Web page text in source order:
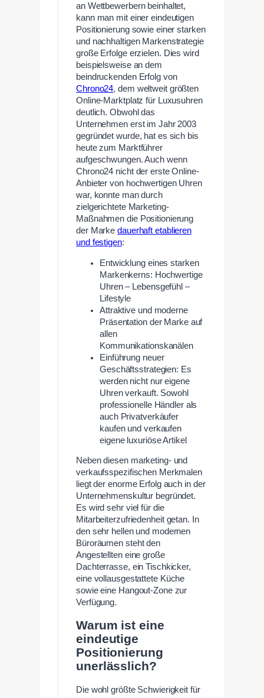
an Wettbewerbern beinhaltet,
kann man mit einer eindeutigen
Positionierung sowie einer starken
und nachhaltigen Markenstrategie
große Erfolge erzielen. Dies wird
beispielsweise an dem
beindruckenden Erfolg von
Chrono24, dem weltweit größten
Online-Marktplatz für Luxusuhren
deutlich. Obwohl das
Unternehmen erst im Jahr 2003
gegründet wurde, hat es sich bis
heute zum Marktführer
aufgeschwungen. Auch wenn
Chrono24 nicht der erste Online-
Anbieter von hochwertigen Uhren
war, konnte man durch
zielgerichtete Marketing-
Maßnahmen die Positionierung
der Markedauerhaft etablieren
und festigen:
Entwicklung eines starken
Markenkerns: Hochwertige
Uhren – Lebensgefühl –
Lifestyle
Attraktive und moderne
Präsentation der Marke auf
allen
Kommunikationskanälen
Einführung neuer
Geschäftsstrategien: Es
werden nicht nur eigene
Uhren verkauft. Sowohl
professionelle Händler als
auch Privatverkäufer
kaufen und verkaufen
eigene luxuriöse Artikel
Neben diesen marketing- und
verkaufsspezifischen Merkmalen
liegt der enorme Erfolg auch in der
Unternehmenskultur begründet.
Es wird sehr viel für die
Mitarbeiterzufriedenheit getan. In
den sehr hellen und modernen
Büroräumen steht den
Angestellten eine große
Dachterrasse, ein Tischkicker,
eine vollausgestattete Küche
sowie eine Hangout-Zone zur
Verfügung.
Warum ist eine
eindeutige
Positionierung
unerlässlich?
Die wohl größte Schwierigkeit für